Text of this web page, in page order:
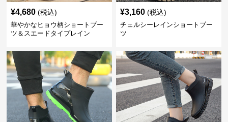
¥4,680 (税込)
華やかなヒョウ柄ショートブー
ツ＆スエードタイプレイン
¥3,160 (税込)
チェルシーレインショートブー
ツ